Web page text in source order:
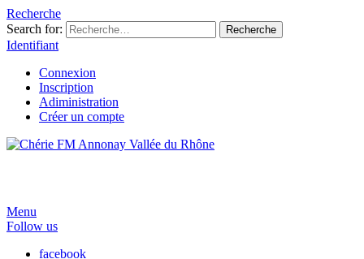
Recherche
Search for:
Recherche
Identifiant
Connexion
Inscription
Adiministration
Créer un compte
Menu
Follow us
facebook